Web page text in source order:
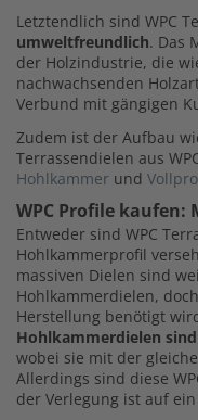
Letztendlich sind WPC
umweltfreundlich. Das
der Holzindustrie, die
nachwachsenden
Verbund mit gängigen
Zudem ist der Aufbau
Terrassendielen aus
Hohlkammer und
WPC Profile kaufen:
Entweder sind WPC
Hohlkammerprofil
massiven Dielen sind
Hohlkammerdielen,
Herstellung benötigt
Hohlkammerdielen
wobei sie mit der
Allerdings sind diese
der Verlegung ist auf